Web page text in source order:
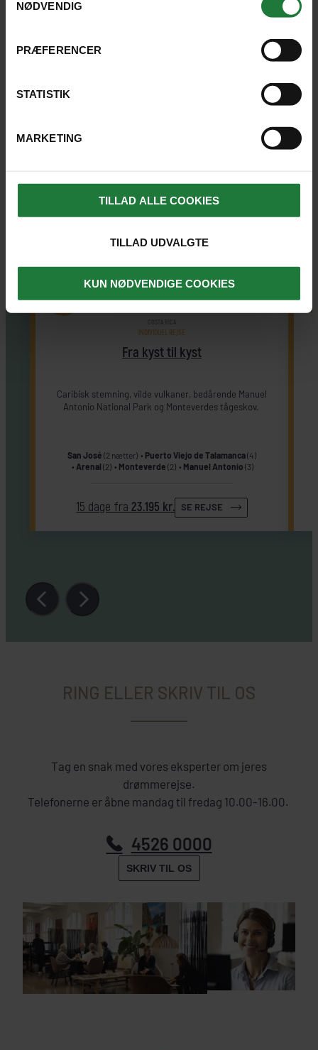
NØDVENDIG
PRÆFERENCER
STATISTIK
MARKETING
TILLAD ALLE COOKIES
TILLAD UDVALGTE
KUN NØDVENDIGE COOKIES
REJSER, HVOR UDFLUGTEN ER
SE KORT
Fra kyst til kyst
INDIVIDUEL REJSE
Caribisk stemning, vilde vulkaner, bedårende Manuel
Antonio National Park og Monteverdes tågeskov.
San José (2 nætter) Puerto Viejo de Talamanca(4)
Arenal (2) Monteverde (2) Manuel Antonio (3)
15 dage fra23.195 kr. SE REJSE
RING ELLER SKRIV TIL OS
Tag en snak med vores eksperter om jeres
drømmerejse.
Telefonerne er åbne mandag til fredag 10.00-16.00.
4526 0000
SKRIV TIL OS